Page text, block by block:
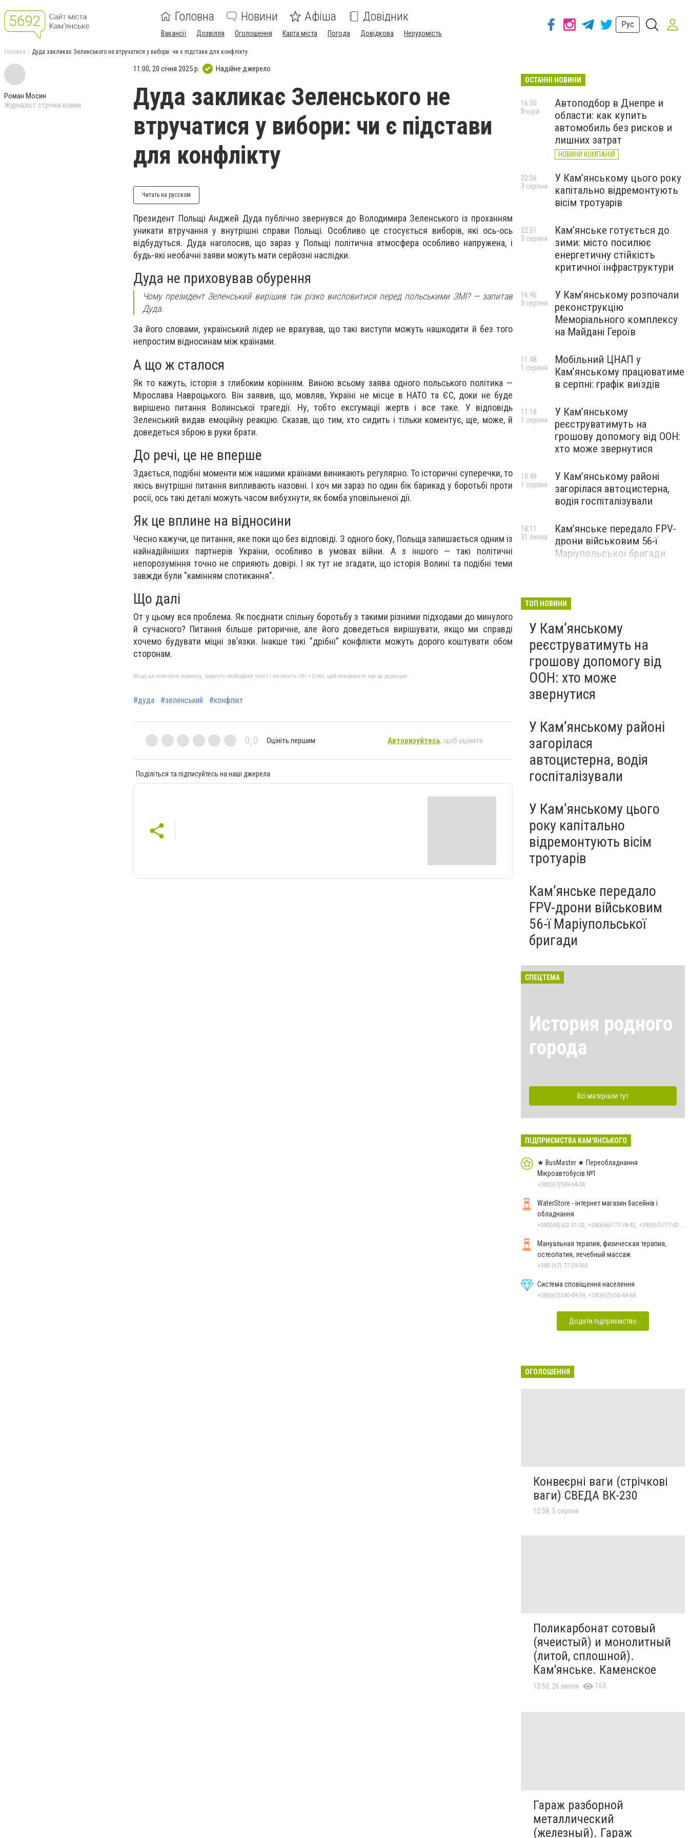
Головна Новини Афіша Довідник
Вакансії Дозвілля Оголошення Карта міста Погода Довідкова Нерухомість
Рус
Головна Дуда закликає Зеленського не втручатися у вибори: чи є підстави для конфлікту
Роман Мосин
Журналіст стрічки новин
11:00, 20 січня 2025 р. Надійне джерело
Дуда закликає Зеленського не
втручатися у вибори: чи є підстави
для конфлікту
Читать на русском
Президент Польщі Анджей Дуда публічно звернувся до Володимира Зеленського із проханням
уникати втручання у внутрішні справи Польщі. Особливо це стосується виборів, які ось-ось
відбудуться. Дуда наголосив, що зараз у Польщі політична атмосфера особливо напружена, і
будь-які необачні заяви можуть мати серйозні наслідки.
Дуда не приховував обурення
Чому президент Зеленський вирішив так різко висловитися перед польськими ЗМІ? — запитав
Дуда.
За його словами, український лідер не врахував, що такі виступи можуть нашкодити й без того
непростим відносинам між країнами.
А що ж сталося
Як то кажуть, історія з глибоким корінням. Виною всьому заява одного польського політика —
Мірослава Навроцького. Він заявив, що, мовляв, Україні не місце в НАТО та ЄС, доки не буде
вирішено питання Волинської трагедії. Ну, тобто ексгумації жертв і все таке. У відповідь
Зеленський видав емоційну реакцію. Сказав, що тим, хто сидить і тільки коментує, ще, може, й
доведеться зброю в руки брати.
До речі, це не вперше
Здається, подібні моменти між нашими країнами виникають регулярно. То історичні суперечки, то
якісь внутрішні питання випливають назовні. І хоч ми зараз по один бік барикад у боротьбі проти
росії, ось такі деталі можуть часом вибухнути, як бомба уповільненої дії.
Як це вплине на відносини
Чесно кажучи, це питання, яке поки що без відповіді. З одного боку, Польща залишається одним із
найнадійніших партнерів України, особливо в умовах війни. А з іншого — такі політичні
непорозуміння точно не сприяють довірі. І як тут не згадати, що історія Волині та подібні теми
завжди були "камінням спотикання".
Що далі
От у цьому вся проблема. Як поєднати спільну боротьбу з такими різними підходами до минулого
й сучасного? Питання більше риторичне, але його доведеться вирішувати, якщо ми справді
хочемо будувати міцні зв’язки. Інакше такі "дрібні" конфлікти можуть дорого коштувати обом
сторонам.
Якщо ви помітили помилку, виділіть необхідний текст і натисніть Ctrl + Enter, щоб повідомити про це редакцію
#дуда #зеленський #конфлікт
0,0 Оцініть першим Авторизуйтесь, щоб оцінити
Поділіться та підписуйтесь на наші джерела
ОСТАННІ НОВИНИ
Автоподбор в Днепре и
области: как купить
автомобиль без рисков и
лишних затрат
НОВИНИ КОМПАНІЙ
16:00
Вчора
У Кам’янському цього року
капітально відремонтують
вісім тротуарів
22:56
3 серпня
Кам’янське готується до
зими: місто посилює
енергетичну стійкість
критичної інфраструктури
22:51
3 серпня
У Кам’янському розпочали
реконструкцію
Меморіального комплексу
на Майдані Героїв
16:46
3 серпня
Мобільний ЦНАП у
Кам’янському працюватиме
в серпні: графік виїздів
11:48
1 серпня
У Кам’янському
реєструватимуть на
грошову допомогу від ООН:
хто може звернутися
11:18
1 серпня
У Кам’янському районі
загорілася автоцистерна,
водія госпіталізували
10:49
1 серпня
Кам’янське передало FPV-
дрони військовим 56-ї
Маріупольської бригади
18:11
31 липня
ТОП НОВИНИ
У Кам’янському
реєструватимуть на
грошову допомогу від
ООН: хто може
звернутися
У Кам’янському районі
загорілася
автоцистерна, водія
госпіталізували
У Кам’янському цього
року капітально
відремонтують вісім
тротуарів
Кам’янське передало
FPV-дрони військовим
56-ї Маріупольської
бригади
СПЕЦТЕМА
История родного
города
Всі матеріали тут
ПІДПРИЄМСТВА КАМ'ЯНСЬКОГО
★ BusMaster ★ Переобладнання
Мікроавтобусів №1
+380(67)599-04-04
WaterStore - інтернет магазин басейнів і
обладнання
Мануальная терапия, физическая терапия,
остеопатия, лечебный массаж
+380 (67) 77-29-563
Система сповіщення населення
+380(67)340-49-59, +380(67)350-44-68
Додати підприємство
ОГОЛОШЕННЯ
Конвеєрні ваги (стрічкові
ваги) СВЕДА ВК-230
12:58, 5 серпня
Поликарбонат сотовый
(ячеистый) и монолитный
(литой, сплошной).
Кам'янське. Каменское
13:50, 26 липня 163
Гараж разборной
металлический
(железный). Гараж